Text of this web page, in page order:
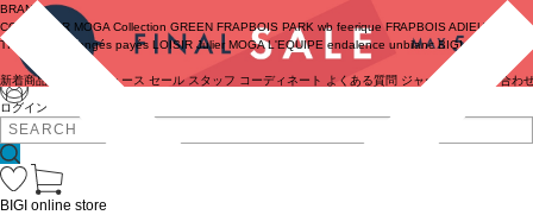
ログイン
BRAND
COUTURIER MOGA Collection GREEN FRAPBOIS PARK wb feerique FRAPBOIS ADIEU
TRISTESSE
congés payés LOISIR Julier MOGA L'EQUIPE endalence unbilanc BIGI online store
新着商品 ニュース セール スタッフ コーディネート よくある質問 ジャーナル お問い合わ
BIGI online store